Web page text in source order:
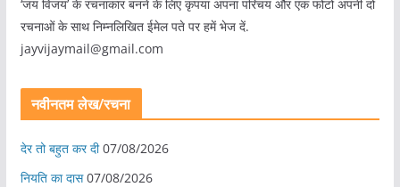
‘जय विजय’ के रचनाकार बनने के लिए कृपया अपना परिचय और एक फोटो अपनी दो
रचनाओं के साथ निम्नलिखित ईमेल पते पर हमें भेज दें.
jayvijaymail@gmail.com
नवीनतम लेख/रचना
देर तो बहुत कर दी 07/08/2026
नियति का दास 07/08/2026